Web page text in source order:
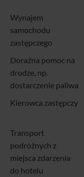
Wynajem
samochodu
zastępczego
Doraźna pomoc na
drodze, np.
dostarczenie paliwa
Kierowca zastępczy
Transport
podróżnych z
miejsca zdarzenia
do hotelu